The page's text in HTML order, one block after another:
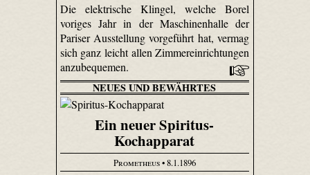
Die elektrische Klingel, welche Borel
voriges Jahr in der Maschinenhalle der
Pariser Ausstellung vorgeführt hat, vermag
sich ganz leicht allen Zimmereinrichtungen
anzubequemen.
NEUES UND BEWÄHRTES
Ein neuer Spiritus-
Kochapparat
Prometheus• 8.1.1896